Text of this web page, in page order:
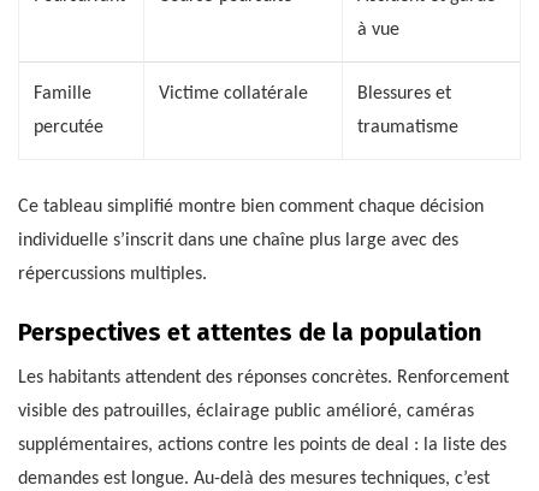
à vue
Famille
percutée
Victime collatérale
Blessures et
traumatisme
Ce tableau simplifié montre bien comment chaque décision
individuelle s’inscrit dans une chaîne plus large avec des
répercussions multiples.
Perspectives et attentes de la population
Les habitants attendent des réponses concrètes. Renforcement
visible des patrouilles, éclairage public amélioré, caméras
supplémentaires, actions contre les points de deal : la liste des
demandes est longue. Au-delà des mesures techniques, c’est